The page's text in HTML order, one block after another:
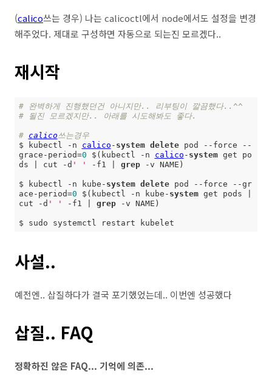
(calico쓰는 경우) 나는 calicoctl에서 node에서도 설정을 변경
해주었다. 제대로 구성하면 자동으로 되는진 모르겠다..
재시작
# 완벽하게 진행했던건 아니지만.. 리부팅이 깔끔했다..^^
# 될진 모르겠지만.. 아래를 시도해봐도 좋다.
# calico 쓰는경우
$ kubectl -n calico - system delete pod --force --
grace-period=0 $(kubectl -n calico - system get po
ds | cut -d ' ' -f1 | grep -v NAME)
$ kubectl -n kube- system delete pod --force --gr
ace-period=0 $(kubectl -n kube- system get pods |
cut -d ' ' -f1 | grep -v NAME)
$ sudo systemctl restart kubelet
사설..
예전엔.. 삽질하다가 결국 포기했었는데.. 이번엔 성공했다
삽질.. FAQ
정확하진 않은 FAQ... 기억에 의존...